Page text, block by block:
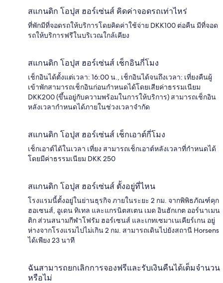
สแกนดิก โอปุส ฮอร์เซ่นส์ คิดค่าจอดรถเท่าไหร่
ที่พักมีที่จอดรถให้บริการโดยคิดค่าใช้จ่าย DKK100 ต่อคืน มีที่จอด
รถให้บริการฟรีในบริเวณใกล้เคียง
สแกนดิก โอปุส ฮอร์เซ่นส์ เช็กอินกี่โมง
เช็กอินได้ตั้งแต่เวลา: 16:00 น., เช็กอินได้จนถึงเวลา: เที่ยงคืนผู้
เข้าพักสามารถเช็กอินก่อนกำหนดได้โดยเสียค่าธรรมเนียม
DKK200 (ขึ้นอยู่กับความพร้อมในการให้บริการ) สามารถเช็กอิน
หลังเวลากำหนดได้ภายในช่วงเวลาจำกัด
สแกนดิก โอปุส ฮอร์เซ่นส์ เช็กเอาต์กี่โมง
เช็กเอาต์ได้ในเวลา เที่ยง สามารถเช็กเอาต์หลังเวลาที่กำหนดได้
โดยมีค่าธรรมเนียม DKK 250
สแกนดิก โอปุส ฮอร์เซ่นส์ ตั้งอยู่ที่ไหน
โรงแรมนี้ตั้งอยู่ในย่านธุรกิจ ภายในระยะ 2 กม. จากพิพิธภัณฑ์คุก
ฮอเซนส์, อูเดน ทิเทล และแกรนิตสเตน เมด อินฮักเกต ออร์นาเมน
ติก ส่วนสนามกีฬาโฟรัม ฮอร์เซนส์ และเกทเซมาเนเคียร์เกน อยู่
ห่างจากโรงแรมไปไม่เกิน 2 กม. สามารถเดินไปยังสถานี Horsens
ได้เพียง 23 นาที
ฉันสามารถยกเลิกการจองฟรีและรับเงินคืนได้เต็มจำนวน
หรือไม่